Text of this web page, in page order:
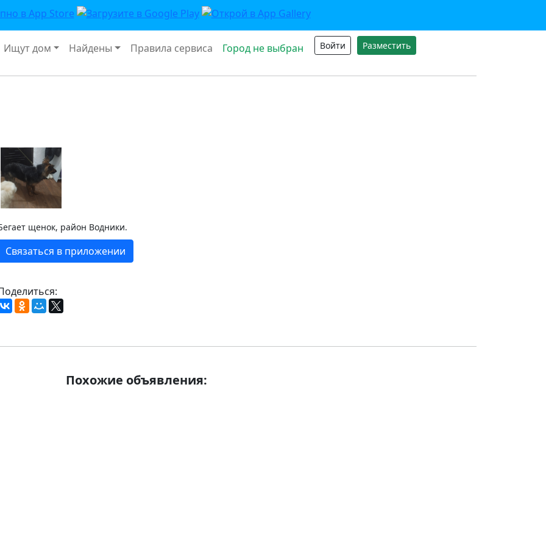
Ищут дом Найдены Правила сервиса Город не выбран Войти Разместить
щенок, район Водники.
Связаться в приложении
Похожие объявления: